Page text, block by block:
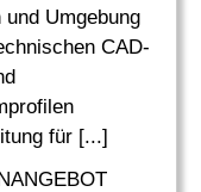
Umgebung
CAD-
für [...]